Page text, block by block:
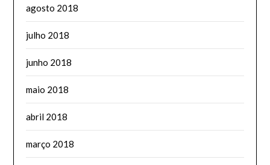
agosto 2018
julho 2018
junho 2018
maio 2018
abril 2018
março 2018